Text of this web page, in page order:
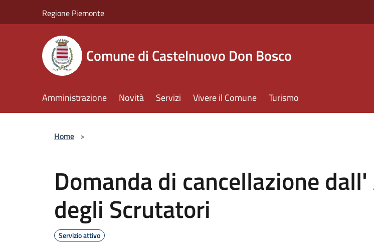
Regione Piemonte
Comune di Castelnuovo Don Bosco
Amministrazione Novità Servizi Vivere il Comune Turismo
Home >
Domanda di cancellazione
degli Scrutatori
Servizio attivo